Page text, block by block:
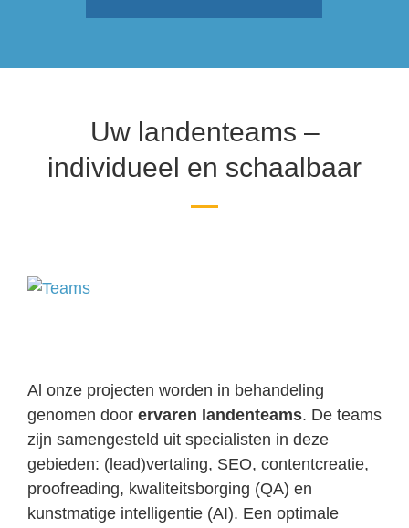
Uw landenteams –
individueel en schaalbaar
Al onze projecten worden in behandeling
genomen door ervaren landenteams. De teams
zijn samengesteld uit specialisten in deze
gebieden: (lead)vertaling, SEO, contentcreatie,
proofreading, kwaliteitsborging (QA) en
kunstmatige intelligentie (AI). Een optimale